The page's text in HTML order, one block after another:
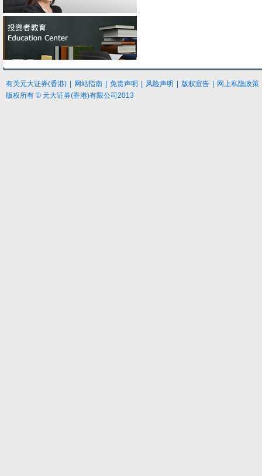
有关元大证券(香港) 网站指南 免责声明 风险声明 版权宣告
网上私隐政策
版权所有 © 元大证券(香港)有限公司2013